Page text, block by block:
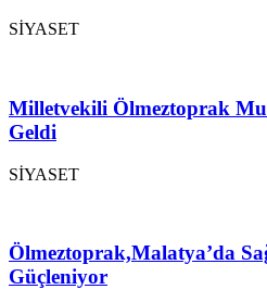
SİYASET
Milletvekili Ölmeztoprak
Geldi
SİYASET
Ölmeztoprak,Malatya’da
Güçleniyor